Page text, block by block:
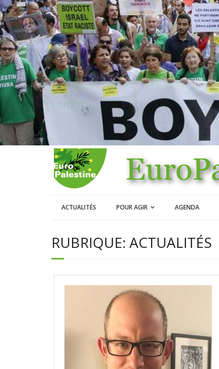
ACTUALITÉS POUR AGIR AGENDA
RUBRIQUE: ACTUALITÉS